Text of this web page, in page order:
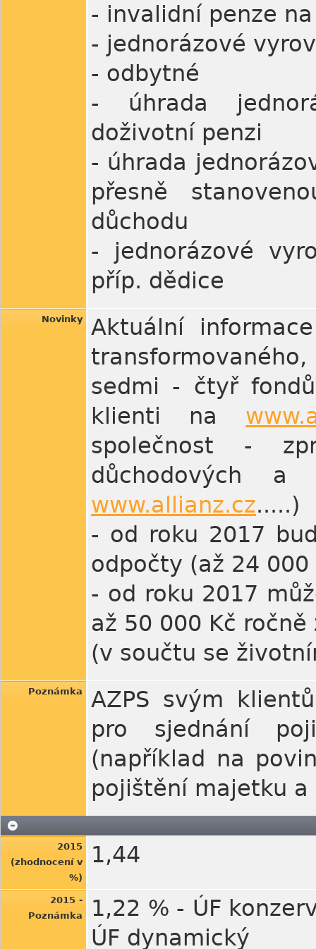
- invalidní penze
- jednorázové
- odbytné
- úhrada
doživotní penzi
- úhrada
přesně
důchodu
- jednorázové
příp. dědice
Novinky
Aktuální
sedmi - čtyř
klienti na
společnost -
důchodových a
www.allianz.cz.....)
- od roku 2017
odpočty (až 24 000
- od roku 2017
až 50 000 Kč
(v součtu se
Poznámka
AZPS svým
pro sjednání
(například na
pojištění majetku
2015
(zhodnocení v
%)
1,44
2015 -
Poznámka
1,22 % - ÚF
ÚF dynamický